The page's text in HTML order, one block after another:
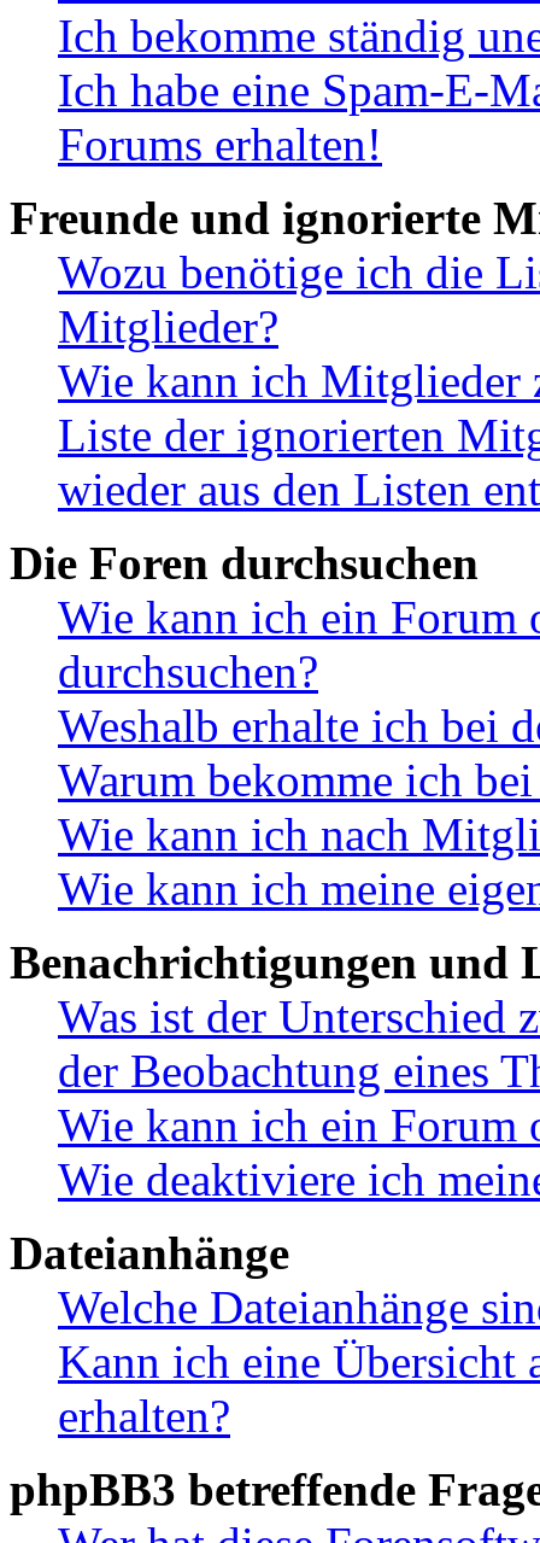
Ich bekomme ständig
Ich habe eine Spam-E-
Forums erhalten!
Freunde und ignorierte
Wozu benötige ich die
Mitglieder?
Wie kann ich Mitglieder
Liste der ignorierten
wieder aus den Listen
Die Foren durchsuchen
Wie kann ich ein Forum
durchsuchen?
Weshalb erhalte ich bei
Warum bekomme ich
Wie kann ich nach
Wie kann ich meine
Benachrichtigungen und
Was ist der Unterschied
der Beobachtung eines
Wie kann ich ein Forum
Wie deaktiviere ich
Dateianhänge
Welche Dateianhänge
Kann ich eine Übersicht
erhalten?
phpBB3 betreffende